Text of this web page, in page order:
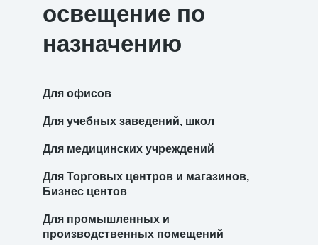
освещение по
назначению
Для офисов
Для учебных заведений, школ
Для медицинских учреждений
Для Торговых центров и магазинов,
Бизнес центов
Для промышленных и
производственных помещений